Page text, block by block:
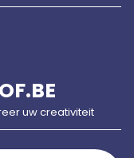
uw creativiteit